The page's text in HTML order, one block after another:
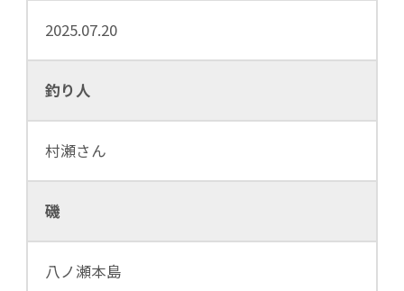
2025.07.20
釣り人
村瀬さん
磯
八ノ瀬本島